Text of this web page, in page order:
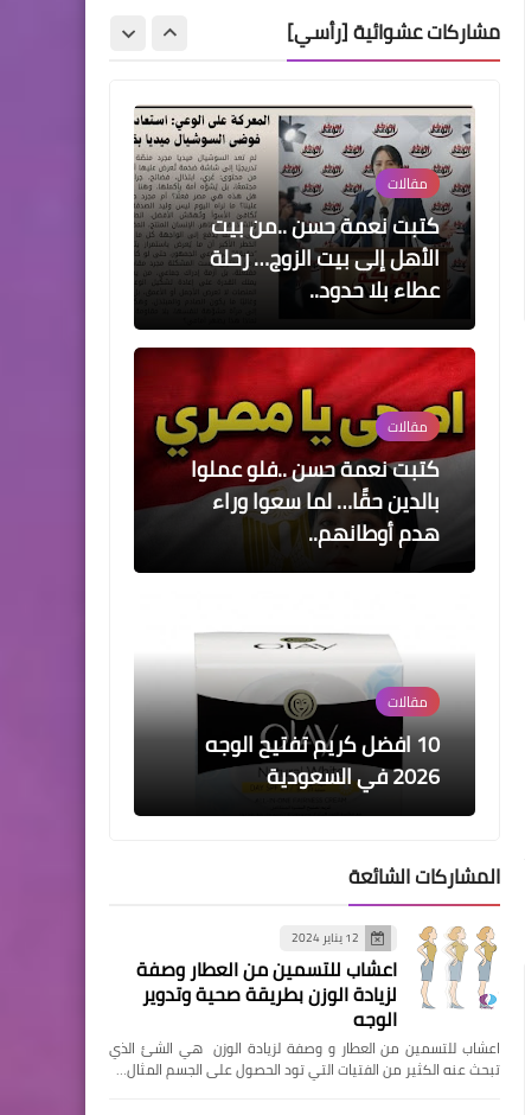
مشاركات عشوائية [رأسي]
حكايات ماما سلوى – الحلقة
الثانية: الفتاة الطيبة
مقالات
كتبت نعمة حسن ..من بيت
الأهل إلى بيت الزوج… رحلة
عطاء بلا حدود..
مقالات
كتبت نعمة حسن ..فلو عملوا
بالدين حقًا… لما سعوا وراء
هدم أوطانهم..
مقالات
10 افضل كريم تفتيح الوجه​
2026 في السعودية
مقالات
كتبت نعمة حسن.. سطحية
الإعلام غزوٌ يفتك بالوعي أخطر
من كل الحروب..
المشاركات الشائعة
12 يناير 2024
اعشاب للتسمين من العطار وصفة
لزيادة الوزن بطريقة صحية وتدوير
الوجه
اعشاب للتسمين من العطار و وصفة لزيادة الوزن هي الشئ الذي
تبحث عنه الكثير من الفتيات التي تود الحصول على الجسم المثال…